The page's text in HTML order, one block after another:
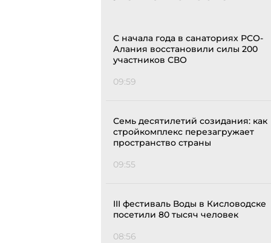
С начала года в санаториях РСО-
Алания восстановили силы 200
участников СВО
09:59
Семь десятилетий созидания: как
стройкомплекс перезагружает
пространство страны
09:55
III фестиваль Воды в Кисловодске
посетили 80 тысяч человек
08:56